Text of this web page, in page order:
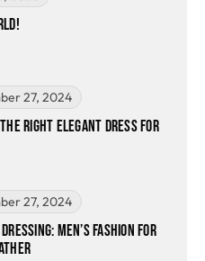
27, 2024
Right Elegant Dress For
27, 2024
Men’s Fashion For